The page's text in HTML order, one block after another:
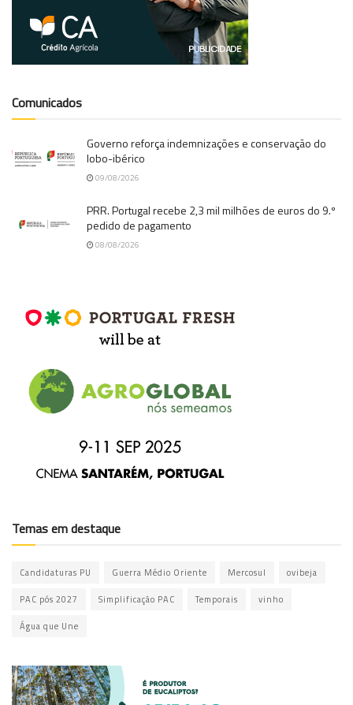
Comunicados
Governo reforça indemnizações e conservação do
lobo-ibérico
09/08/2026
PRR. Portugal recebe 2,3 mil milhões de euros do 9.º
pedido de pagamento
08/08/2026
Temas em destaque
Candidaturas PU Guerra Médio Oriente Mercosul ovibeja
PAC pós 2027 Simplificação PAC Temporais vinho
Água que Une